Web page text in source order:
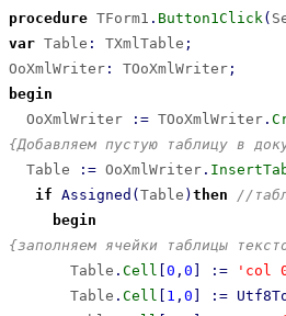
procedure TForm1 . Button1Click (
var Table : TXmlTable ;
OoXmlWriter : TOoXmlWriter ;
begin
  OoXmlWriter
: = TOoXmlWriter .
{Добавляем пустую таблицу в
  Table
: = OoXmlWriter .
if Assigned ( Table ) then
//
begin
{заполняем ячейки таблицы
       Table
. Cell 0 , 0 : = 'col
       Table
. Cell 1 , 0 : =